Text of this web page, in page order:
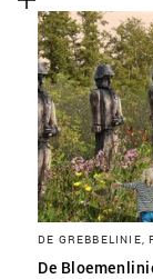
DE GREBBELINIE,
De